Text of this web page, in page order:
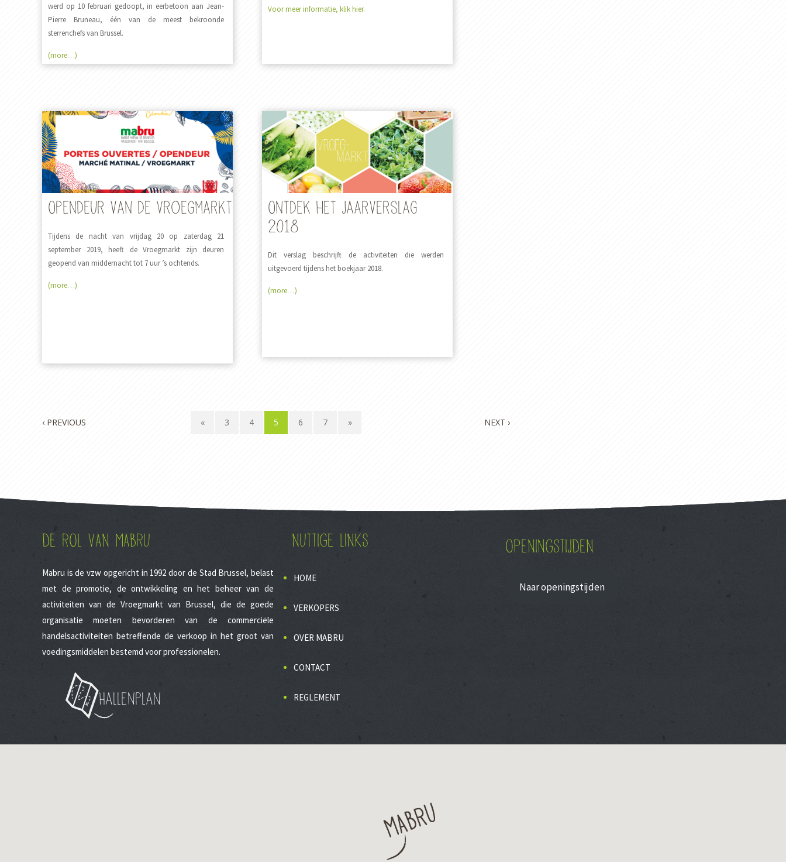
werd op 10 februari gedoopt, in eerbetoon aan Jean-
Pierre Bruneau, één van de meest bekroonde
sterrenchefs van Brussel.
(more…)
Voor meer informatie, klik hier.
Opendeur van de Vroegmarkt
Tijdens de nacht van vrijdag 20 op zaterdag 21
september 2019, heeft de Vroegmarkt zijn deuren
geopend van middernacht tot 7 uur ’s ochtends.
(more…)
Ontdek het jaarverslag
2018
Dit verslag beschrijft de activiteiten die werden
uitgevoerd tijdens het boekjaar 2018.
(more…)
‹ PREVIOUS « 3 4 5 6 7 » NEXT ›
DE ROL VAN MABRU
Mabru is de vzw opgericht in 1992 door de Stad Brussel, belast
met de promotie, de ontwikkeling en het beheer van de
activiteiten van de Vroegmarkt van Brussel, die de goede
organisatie moeten bevorderen van de commerciële
handelsactiviteiten betreffende de verkoop in het groot van
voedingsmiddelen bestemd voor professionelen.
Hallenplan
NUTTIGE LINKS
HOME
VERKOPERS
OVER MABRU
CONTACT
REGLEMENT
OPENINGSTIJDEN
Naar openingstijden